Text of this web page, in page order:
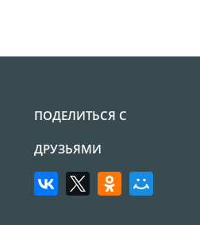
ПОДЕЛИТЬСЯ С
ДРУЗЬЯМИ